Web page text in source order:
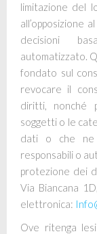
limitazione del
all’opposizione
decisioni
automatizzato.
fondato sul
revocare il
diritti, nonché
soggetti o le
dati o che ne
responsabili o
protezione dei
Via Biancana 1D
elettronica:
Ove ritenga